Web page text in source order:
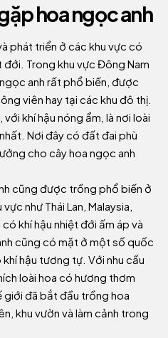
hoa ngọc anh
phát triển ở các khu vực có
đới. Trong khu vực Đông Nam
anh rất phổ biến, được
viên hay tại các khu đô thị.
khí hậu nóng ẩm, là nơi loài
Nơi đây có đất đai phù
cho cây hoa ngọc anh
cũng được trồng phổ biến ở
như Thái Lan, Malaysia,
khí hậu nhiệt đới ấm áp và
cũng có mặt ở một số quốc
hậu tương tự. Với nhu cầu
loài hoa có hương thơm
giới đã bắt đầu trồng hoa
khu vườn và làm cảnh trong